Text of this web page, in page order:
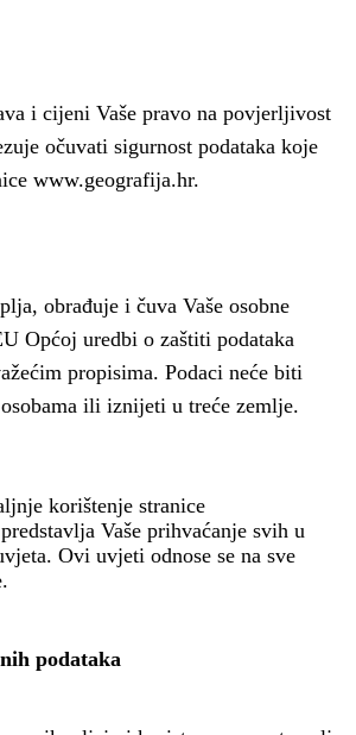
i cijeni Vaše pravo na povjerljivost
očuvati sigurnost podataka koje
www.geografija.hr.
obrađuje i čuva Vaše osobne
Općoj uredbi o zaštiti podataka
propisima. Podaci neće biti
ili iznijeti u treće zemlje.
korištenje stranice
Vaše prihvaćanje svih u
Ovi uvjeti odnose se na sve
podataka